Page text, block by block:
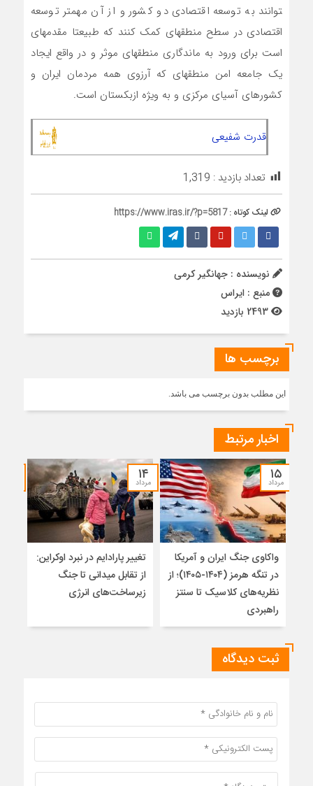
توانند به توسعه اقتصادی دو کشور و از آن مهم­تر توسعه
اقتصادی در سطح منطقه­ای کمک کنند که طبیعتا مقدمه­ای
است برای ورود به ماندگاری منطقه­ای موثر و در واقع ایجاد
یک جامعه امن منطقه­ای که آرزوی همه مردمان ایران و
کشورهای آسیای مرکزی و به ویژه ازبکستان است.
قدرت شفیعی
تعداد بازدید : 1,319
لینک کوتاه :https://www.iras.ir/?p=5817
نویسنده : جهانگیر کرمی
منبع : ایراس
برچسب ها
این مطلب بدون برچسب می باشد.
اخبار مرتبط
۱۵
مرداد
واکاوی جنگ ایران و آمریکا
در تنگه هرمز (۱۴۰۴-۱۴۰۵)؛ از
نظریه‌های کلاسیک تا سنتز
راهبردی
۱۴
مرداد
تغییر پارادایم در نبرد اوکراین:
از تقابل میدانی تا جنگ
زیرساخت‌های انرژی
ثبت دیدگاه